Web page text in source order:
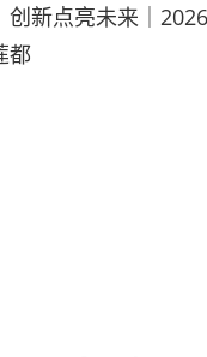
创新点亮未来｜
都